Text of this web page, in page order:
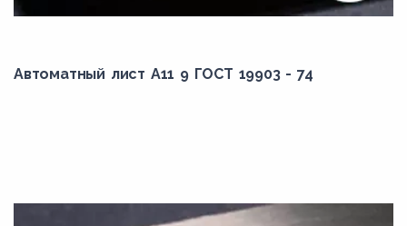
Автоматный лист А11 9 ГОСТ 19903 - 74